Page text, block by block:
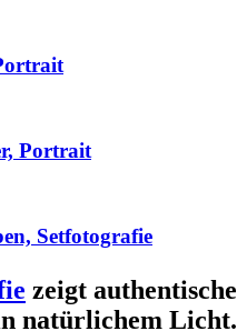
Portrait
Setfotografie
zeigt authentische
natürlichem Licht.